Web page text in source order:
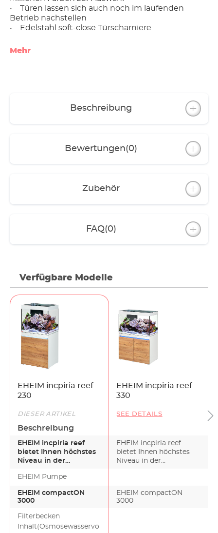
• Türen lassen sich auch noch im laufenden
Betrieb nachstellen
• Edelstahl soft-close Türscharniere
Mehr
Beschreibung
Bewertungen(0)
Zubehör
FAQ(0)
Verfügbare Modelle
EHEIM incpiria reef
230
EHEIM incpiria reef
330
DIESER ARTIKEL SEE DETAILS
Beschreibung
EHEIM incpiria reef
bietet Ihnen höchstes
Niveau in der
Nur d…
EHEIM incpiria reef
bietet Ihnen höchstes
Niveau in der
EHEIM Pumpe
EHEIM compactON
3000
EHEIM compactON
3000
Filterbecken
Inhalt(Osmosewasservo